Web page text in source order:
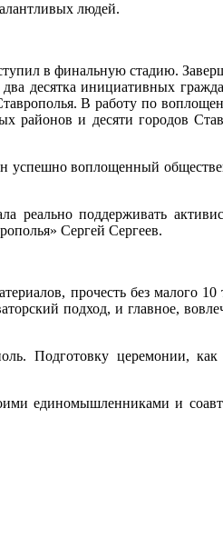
людей.
в финальную стадию.
десятка инициативных
В работу по
районов и десяти городов
успешно воплощенный
поддерживать
Сергей Сергеев.
прочесть без малого 10
подход, и главное,
Подготовку церемонии,
единомышленниками и